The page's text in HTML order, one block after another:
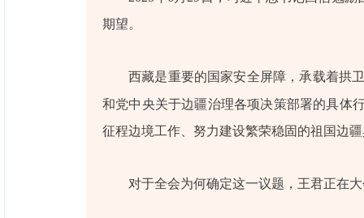
期望。
西藏是重要的国家安全屏障，承载着拱
和党中央关于边疆治理各项决策部署的具体
征程边境工作、努力建设繁荣稳固的祖国边
对于全会为何确定这一议题，王君正在